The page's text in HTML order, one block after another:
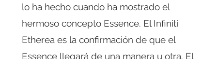
lo ha hecho cuando ha mostrado el
hermoso concepto Essence. El Infiniti
Etherea es la confirmación de que el
Essence llegará de una manera u otra. El